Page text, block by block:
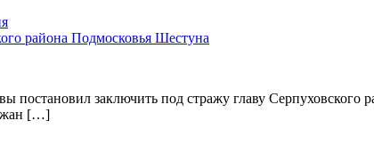
района Подмосковья Шестуна
постановил заключить под стражу главу
[…]